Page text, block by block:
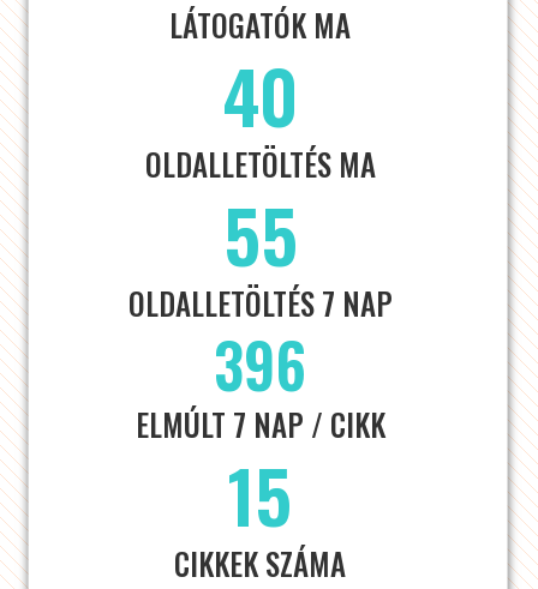
LÁTOGATÓK MA
40
OLDALLETÖLTÉS MA
55
OLDALLETÖLTÉS 7 NAP
396
ELMÚLT 7 NAP / CIKK
15
CIKKEK SZÁMA